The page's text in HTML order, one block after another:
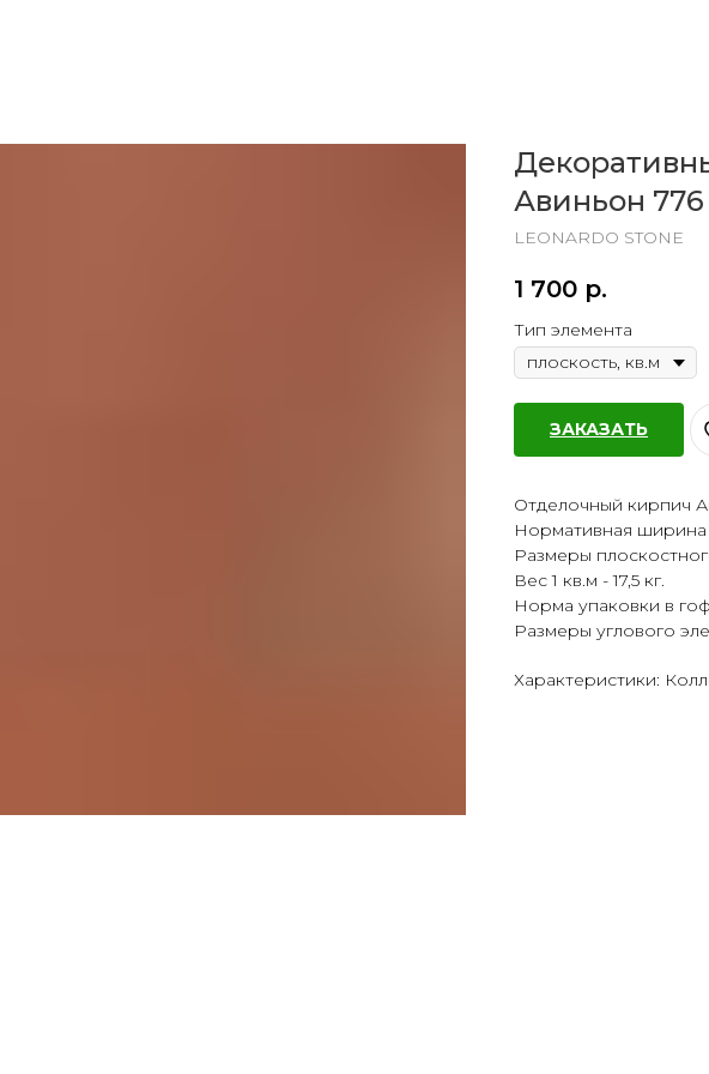
Авиньон 776
LEONARDO STONE
1 700 р.
Тип элемента
ЗАКАЗАТЬ
Отделочный кирпич
Нормативная ширина
Размеры
Вес 1 кв.м - 17,5 кг.
Норма упаковки в
Размеры углового
Характеристики: